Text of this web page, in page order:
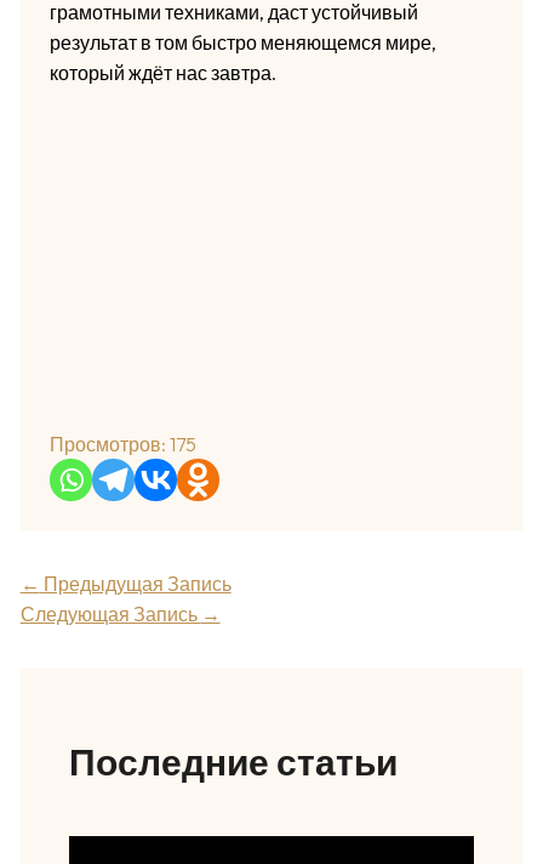
грамотными техниками, даст устойчивый
результат в том быстро меняющемся мире,
который ждёт нас завтра.
Просмотров: 175
← Предыдущая Запись
Следующая Запись →
Последние статьи